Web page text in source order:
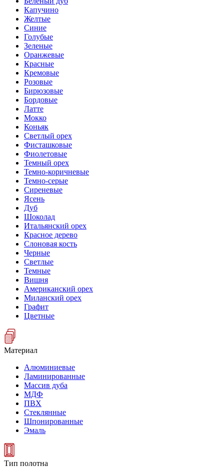
Капучино
Желтые
Синие
Голубые
Зеленые
Оранжевые
Красные
Кремовые
Розовые
Бирюзовые
Бордовые
Латте
Мокко
Коньяк
Светлый орех
Фисташковые
Фиолетовые
Темный орех
Темно-коричневые
Темно-серые
Сиреневые
Ясень
Дуб
Шоколад
Итальянский орех
Красное дерево
Слоновая кость
Черные
Светлые
Темные
Вишня
Американский орех
Миланский орех
Графит
Цветные
Материал
Алюминиевые
Ламинированные
Массив дуба
МДФ
ПВХ
Стеклянные
Шпонированные
Эмаль
Тип полотна